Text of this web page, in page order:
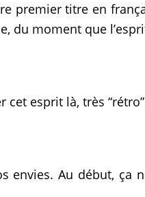
premier titre en
du moment que
esprit là, très
envies. Au début, ça